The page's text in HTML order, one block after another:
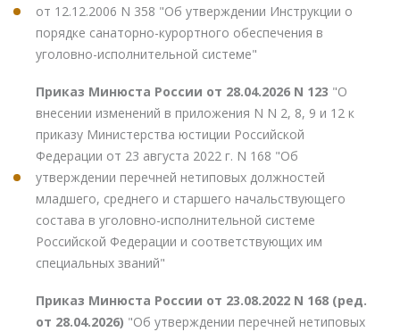
от 12.12.2006 N 358 "Об утверждении Инструкции о
порядке санаторно-курортного обеспечения в
уголовно-исполнительной системе"
Приказ Минюста России от 28.04.2026 N 123 "О
внесении изменений в приложения N N 2, 8, 9 и 12 к
приказу Министерства юстиции Российской
Федерации от 23 августа 2022 г. N 168 "Об
утверждении перечней нетиповых должностей
младшего, среднего и старшего начальствующего
состава в уголовно-исполнительной системе
Российской Федерации и соответствующих им
специальных званий"
Приказ Минюста России от 23.08.2022 N 168 (ред.
от 28.04.2026) "Об утверждении перечней нетиповых